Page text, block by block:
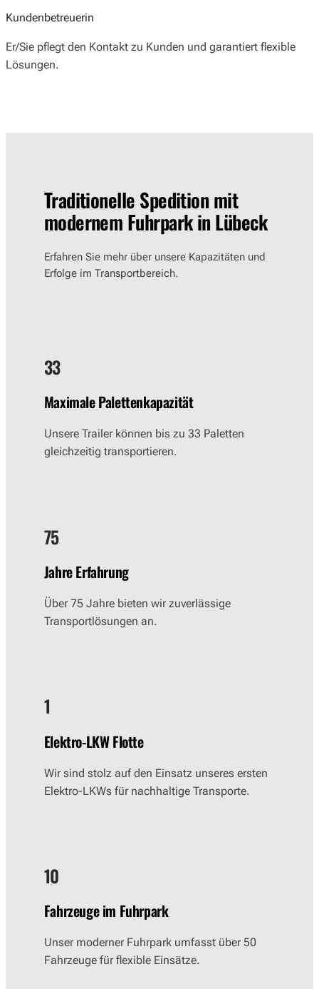
Kundenbetreuerin
Er/Sie pflegt den Kontakt zu Kunden und garantiert flexible
Lösungen.
Traditionelle Spedition mit
modernem Fuhrpark in Lübeck
Erfahren Sie mehr über unsere Kapazitäten und
Erfolge im Transportbereich.
33
Maximale Palettenkapazität
Unsere Trailer können bis zu 33 Paletten
gleichzeitig transportieren.
75
Jahre Erfahrung
Über 75 Jahre bieten wir zuverlässige
Transportlösungen an.
1
Elektro-LKW Flotte
Wir sind stolz auf den Einsatz unseres ersten
Elektro-LKWs für nachhaltige Transporte.
10
Fahrzeuge im Fuhrpark
Unser moderner Fuhrpark umfasst über 50
Fahrzeuge für flexible Einsätze.